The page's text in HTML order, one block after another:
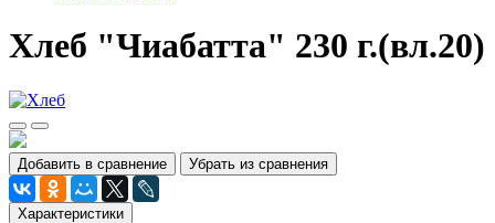
Хлеб "Чиабатта" 230 г.(вл.20)
Добавить в сравнение Убрать из сравнения
Характеристики